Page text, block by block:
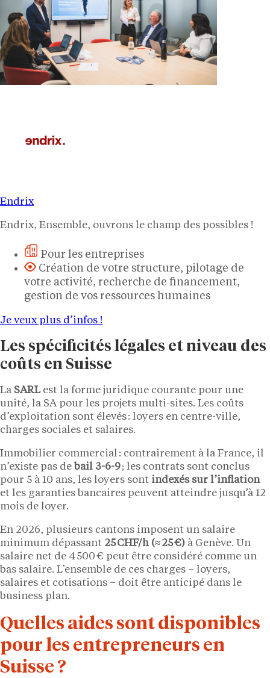
Endrix
Endrix, Ensemble, ouvrons le champ des possibles !
Pour les entreprises
Création de votre structure, pilotage de
votre activité, recherche de financement,
gestion de vos ressources humaines
Je veux plus d’infos !
Les spécificités légales et niveau des
coûts en Suisse
La SARL est la forme juridique courante pour une
unité, la SA pour les projets multi-sites. Les coûts
d’exploitation sont élevés : loyers en centre-ville,
charges sociales et salaires.
Immobilier commercial : contrairement à la France, il
n’existe pas de bail 3-6-9; les contrats sont conclus
pour 5 à 10 ans, les loyers sont indexés sur l’inflation
et les garanties bancaires peuvent atteindre jusqu’à 12
mois de loyer.
En 2026, plusieurs cantons imposent un salaire
minimum dépassant 25 CHF/h (≈ 25 €) à Genève. Un
salaire net de 4 500 € peut être considéré comme un
bas salaire. L’ensemble de ces charges – loyers,
salaires et cotisations – doit être anticipé dans le
business plan.
Quelles aides sont disponibles
pour les entrepreneurs en
Suisse ?